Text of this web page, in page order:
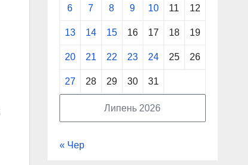
Липень 2026
6 7 8 9 10 11 12
13 14 15 16 17 18 19
20 21 22 23 24 25 26
27 28 29 30 31
« Чер